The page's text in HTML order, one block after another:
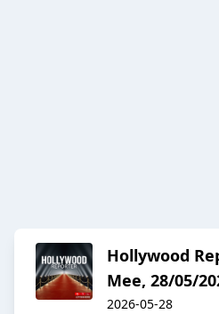
Hollywood
Mee, 28/05/
2026-05-28